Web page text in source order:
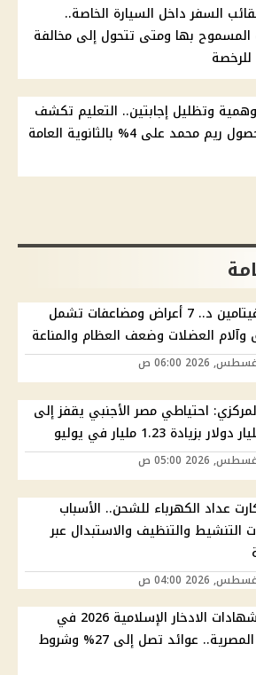
السفر داخل السيارة الخاصة..
المسموح بها ومتى تتحول إلى مخالفة
وتظليل إجابتين.. التعليم تكشف
محمد على 4% بالثانوية العامة
نقص فيتامين د.. 7 أعراض ومضاعفات تشمل
وآلام العضلات وضعف العظام والمناعة
احتياطي مصر الأجنبي يقفز إلى
عداد الكهرباء للشحن.. الأسباب
التنشيط والتنظيف والاستبدال عبر
أفضل شهادات الادخار الإسلامية 2026 في
البنوك المصرية.. عوائد تصل إلى 27% وشروط